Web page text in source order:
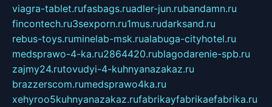
viagra-tablet.rufasbags.ruadler-jun.rubandamn.ru
fincontech.ru3sexporn.ru1mus.rudarksand.ru
rebus-toys.ruminelab-msk.rualabuga-cityhotel.ru
medsprawo-4-ka.ru2864420.rublagodarenie-spb.ru
zajmy24.rutovudyi-4-kuhnyanazakaz.ru
brazzerscom.rumedsprawo4ka.ru
xehyroo5kuhnyanazakaz.rufabrikayfabrikaefabrika.ru